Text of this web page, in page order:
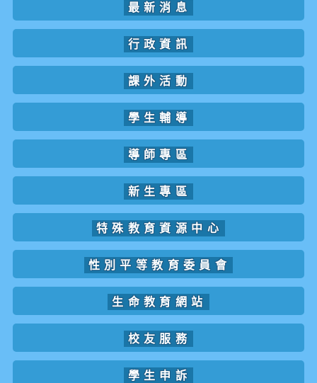
最新消息
行政資訊
課外活動
學生輔導
導師專區
新生專區
特殊教育資源中心
性別平等教育委員會
生命教育網站
校友服務
學生申訴